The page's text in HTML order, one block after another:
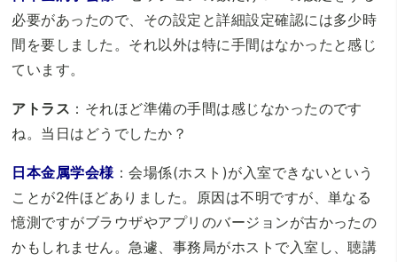
必要があったので、その設定と詳細設定確認には多少時
間を要しました。それ以外は特に手間はなかったと感じ
ています。
アトラス ：それほど準備の手間は感じなかったのです
ね。当日はどうでしたか？
日本金属学会様：会場係(ホスト)が入室できないという
ことが2件ほどありました。原因は不明ですが、単なる
憶測ですがブラウザやアプリのバージョンが古かったの
かもしれません。急遽、事務局がホストで入室し、聴講